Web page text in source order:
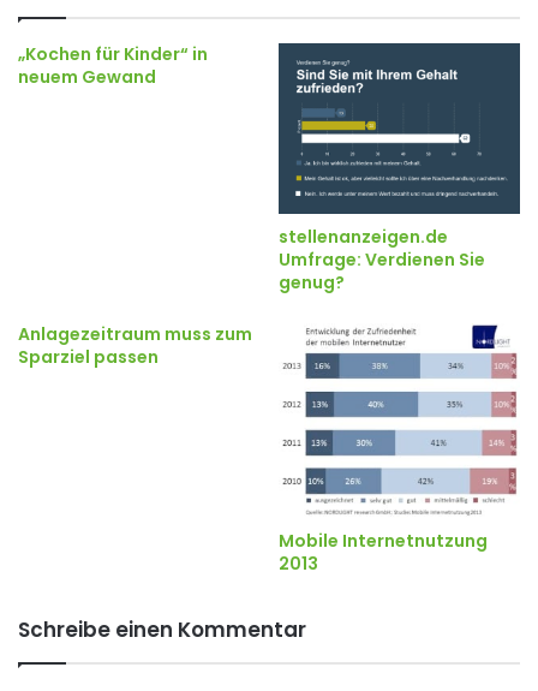
„Kochen für Kinder“ in
neuem Gewand
stellenanzeigen.de
Umfrage: Verdienen Sie
genug?
Anlagezeitraum muss zum
Sparziel passen
Mobile Internetnutzung
2013
Schreibe einen Kommentar